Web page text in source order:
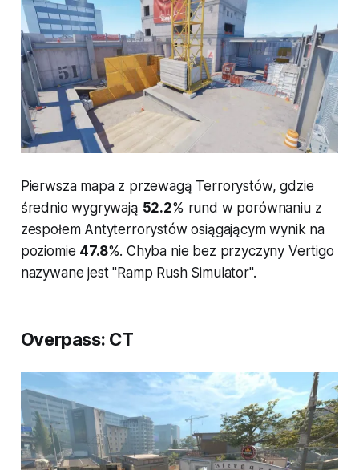
Pierwsza mapa z przewagą Terrorystów, gdzie
średnio wygrywają 52.2% rund w porównaniu z
zespołem Antyterrorystów osiągającym wynik na
poziomie 47.8%. Chyba nie bez przyczyny Vertigo
nazywane jest "Ramp Rush Simulator".
Overpass: CT